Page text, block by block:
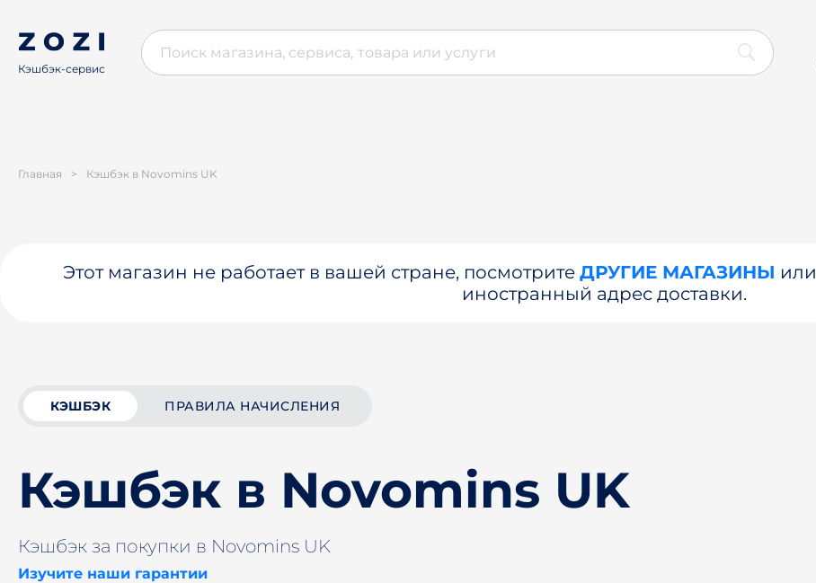
Кэшбэк-сервис
Главная > Кэшбэк в Novomins UK
Этот магазин не работает в вашей стране, посмотрите ДРУГИЕ МАГАЗИНЫ или
иностранный адрес доставки.
КЭШБЭК ПРАВИЛА НАЧИСЛЕНИЯ
Кэшбэк в Novomins UK
Кэшбэк за покупки в Novomins UK
Изучите наши гарантии